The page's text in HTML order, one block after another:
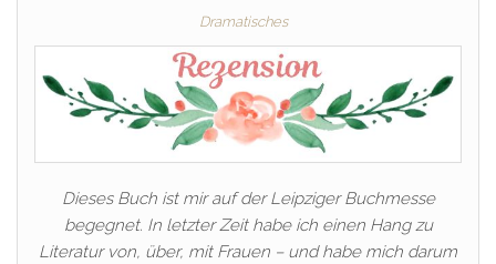
Dramatisches
Dieses Buch ist mir auf der Leipziger Buchmesse
begegnet. In letzter Zeit habe ich einen Hang zu
Literatur von, über, mit Frauen – und habe mich darum